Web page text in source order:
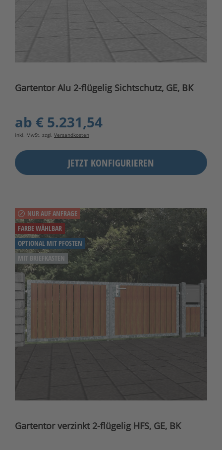
Gartentor Alu 2-flügelig Sichtschutz, GE, BK
ab € 5.231,54
inkl. MwSt. zzgl. Versandkosten
JETZT KONFIGURIEREN
NUR AUF ANFRAGE
FARBE WÄHLBAR
OPTIONAL MIT PFOSTEN
MIT BRIEFKASTEN
Gartentor verzinkt 2-flügelig HFS, GE, BK